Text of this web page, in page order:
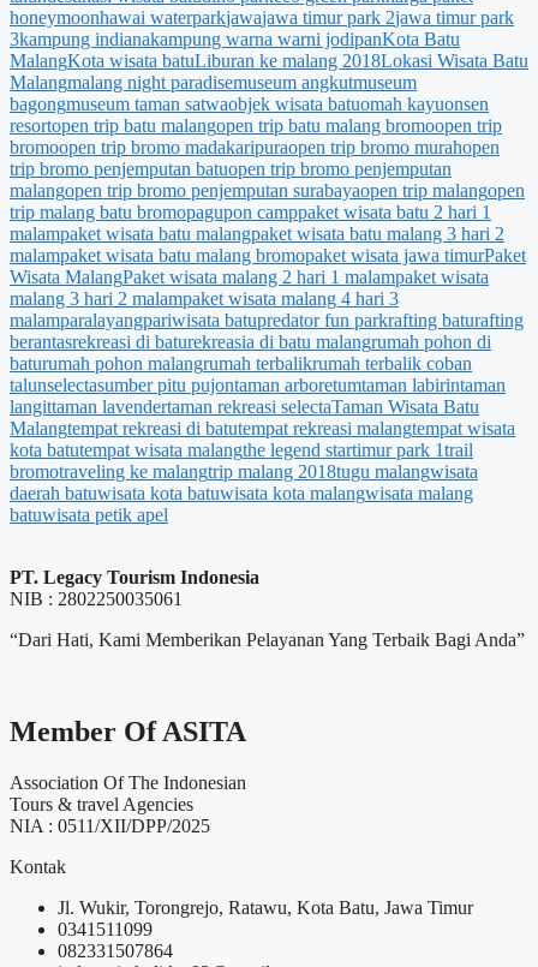
honeymoonhawai waterparkjawajawa timur park 2jawa timur park
3kampung indianakampung warna warni jodipanKota Batu
MalangKota wisata batuLiburan ke malang 2018Lokasi Wisata Batu
Malangmalang night paradisemuseum angkutmuseum
bagongmuseum taman satwaobjek wisata batuomah kayuonsen
resortopen trip batu malangopen trip batu malang bromoopen trip
bromoopen trip bromo madakaripuraopen trip bromo murahopen
trip bromo penjemputan batuopen trip bromo penjemputan
malangopen trip bromo penjemputan surabayaopen trip malangopen
trip malang batu bromopagupon camppaket wisata batu 2 hari 1
malampaket wisata batu malangpaket wisata batu malang 3 hari 2
malampaket wisata batu malang bromopaket wisata jawa timurPaket
Wisata MalangPaket wisata malang 2 hari 1 malampaket wisata
malang 3 hari 2 malampaket wisata malang 4 hari 3
malamparalayangpariwisata batupredator fun parkrafting baturafting
berantasrekreasi di baturekreasia di batu malangrumah pohon di
baturumah pohon malangrumah terbalikrumah terbalik coban
talunselectasumber pitu pujontaman arboretumtaman labirintaman
langittaman lavendertaman rekreasi selectaTaman Wisata Batu
Malangtempat rekreasi di batutempat rekreasi malangtempat wisata
kota batutempat wisata malangthe legend startimur park 1trail
bromotraveling ke malangtrip malang 2018tugu malangwisata
daerah batuwisata kota batuwisata kota malangwisata malang
batuwisata petik apel
PT. Legacy Tourism Indonesia
NIB : 2802250035061
“Dari Hati, Kami Memberikan Pelayanan Yang Terbaik Bagi Anda”
Member Of ASITA
Association Of The Indonesian
Tours & travel Agencies
NIA : 0511/XII/DPP/2025
Kontak
Jl. Wukir, Torongrejo, Ratawu, Kota Batu, Jawa Timur
0341511099
082331507864